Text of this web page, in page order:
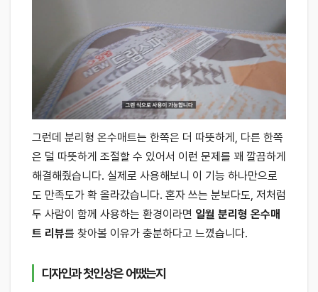
그런데 분리형 온수매트는 한쪽은 더 따뜻하게, 다른 한쪽
은 덜 따뜻하게 조절할 수 있어서 이런 문제를 꽤 깔끔하게
해결해줬습니다. 실제로 사용해보니 이 기능 하나만으로
도 만족도가 확 올라갔습니다. 혼자 쓰는 분보다도, 저처럼
두 사람이 함께 사용하는 환경이라면 일월 분리형 온수매
트 리뷰를 찾아볼 이유가 충분하다고 느꼈습니다.
디자인과 첫인상은 어땠는지